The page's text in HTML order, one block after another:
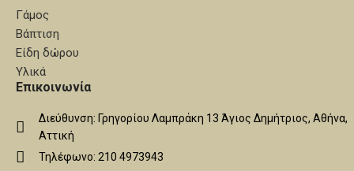
Γάμος
Βάπτιση
Είδη δώρου
Υλικά
Επικοινωνία
Διεύθυνση: Γρηγορίου Λαμπράκη 13 Άγιος Δημήτριος, Αθήνα,
Αττική
Τηλέφωνο: 210 4973943